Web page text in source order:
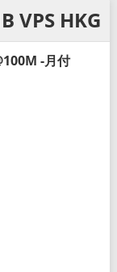
VPS HKG
-月付